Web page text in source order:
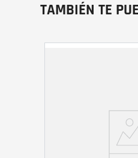
TAMBIÉN TE